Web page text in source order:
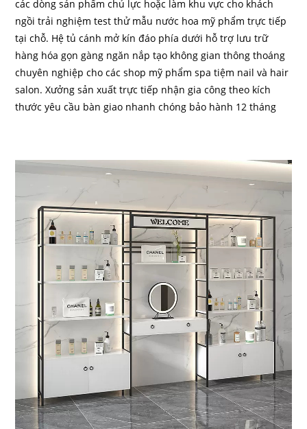
các dòng sản phẩm chủ lực hoặc làm khu vực cho khách
ngồi trải nghiệm test thử mẫu nước hoa mỹ phẩm trực tiếp
tại chỗ. Hệ tủ cánh mở kín đáo phía dưới hỗ trợ lưu trữ
hàng hóa gọn gàng ngăn nắp tạo không gian thông thoáng
chuyên nghiệp cho các shop mỹ phẩm spa tiệm nail và hair
salon. Xưởng sản xuất trực tiếp nhận gia công theo kích
thước yêu cầu bàn giao nhanh chóng bảo hành 12 tháng